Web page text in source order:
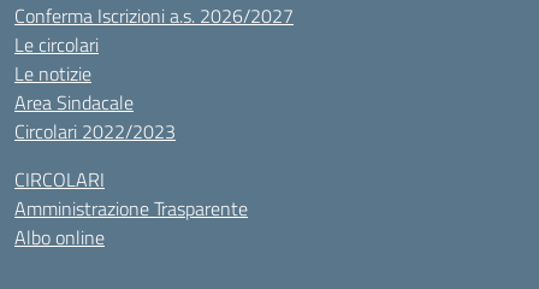
Conferma Iscrizioni a.s. 2026/2027
Le circolari
Le notizie
Area Sindacale
Circolari 2022/2023
CIRCOLARI
Amministrazione Trasparente
Albo online